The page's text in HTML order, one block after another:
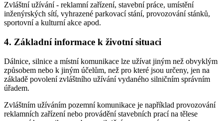
Zvláštní užívání - reklamní zařízení, stavební práce, umístění
inženýrských sítí, vyhrazené parkovací stání, provozování stánků,
sportovní a kulturní akce apod.
4. Základní informace k životní situaci
Dálnice, silnice a místní komunikace lze užívat jiným než obvyklým
způsobem nebo k jiným účelům, než pro které jsou určeny, jen na
základě povolení zvláštního užívání vydaného silničním správním
úřadem.
Zvláštním užíváním pozemní komunikace je například provozování
reklamních zařízení nebo provádění stavebních prací na tělese